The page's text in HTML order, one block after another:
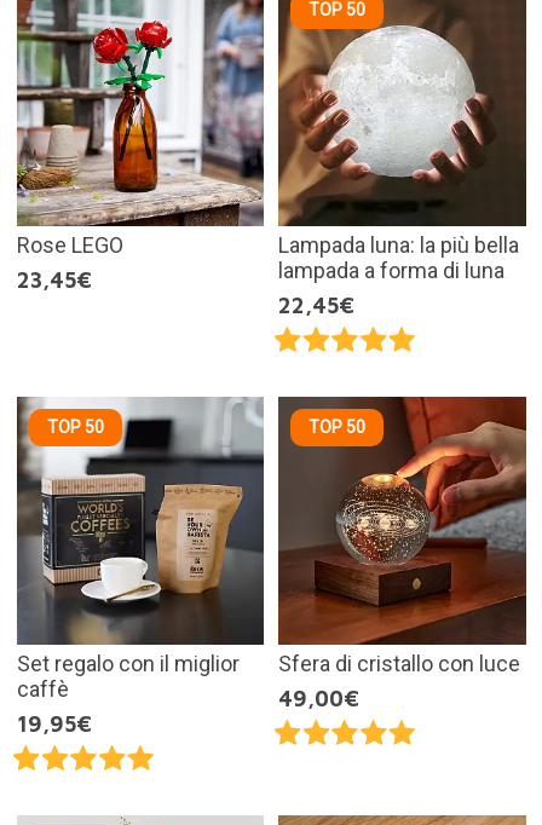
Rose LEGO
23,45€
TOP 50
Lampada luna: la più bella
lampada a forma di luna
22,45€
TOP 50
Set regalo con il miglior
caffè
19,95€
TOP 50
Sfera di cristallo con luce
49,00€